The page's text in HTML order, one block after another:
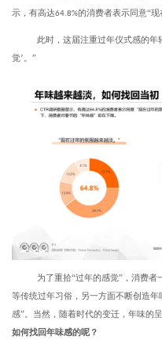
示，有高达64.8%的消费者表示同意“现
此时，这届注重过年仪式感的年
觉’。”
为了重拾“过年的感觉”，消费
等传统过年习俗，另一方面不断创造
感”。当然，随着时代的变迁，年味的
如何找回年味感的呢？